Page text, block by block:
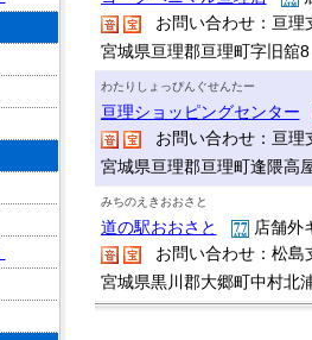
お問い合わせ：亘理
宮城県亘理郡亘理町字旧
わたりしょっぴんぐせんたー
亘理ショッピングセンター
お問い合わせ：亘理
宮城県亘理郡亘理町逢隈高
みちのえきおおさと
道の駅おおさと
店舗外
お問い合わせ：松島
宮城県黒川郡大郷町中村